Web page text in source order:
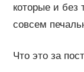
которые и без
совсем
Что это за